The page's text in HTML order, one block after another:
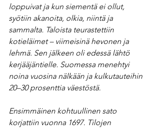
loppuivat ja kun siementä ei ollut,
syötiin akanoita, olkia, niintä ja
sammalta. Taloista teurastettiin
kotieläimet – viimeisinä hevonen ja
lehmä. Sen jälkeen oli edessä lähtö
kerjääjäntielle. Suomessa menehtyi
noina vuosina nälkään ja kulkutauteihin
20–30 prosenttia väestöstä.
Ensimmäinen kohtuullinen sato
korjattiin vuonna 1697. Tilojen